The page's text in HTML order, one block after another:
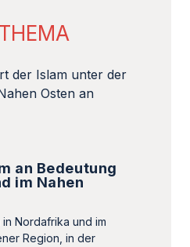
an Bedeutung
im Nahen
Nordafrika und im
Region, in der